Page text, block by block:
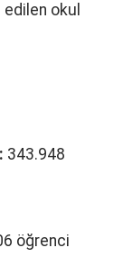
okul
343.948
öğrenci